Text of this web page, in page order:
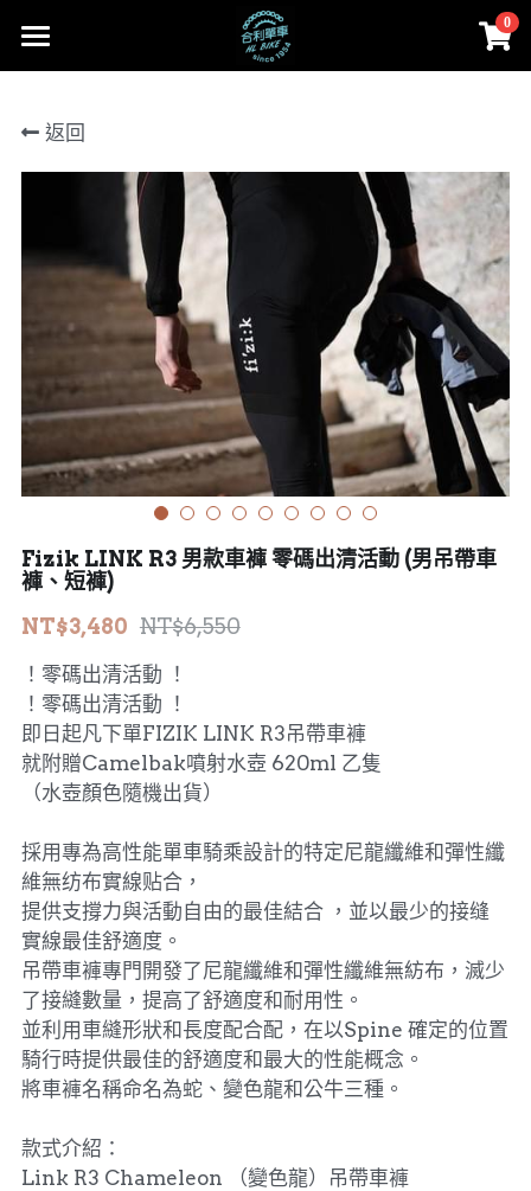
0
首頁
部落格
合利大小事
Cervélo
Colnago 可樂果
Cannondale
Lapierre
MASI
MERIDA 美利達
DARE
HASA
KHS 功學社
輪組、外胎
Facebook
instagram
線上賣場
賣場首頁
Cervélo
人身部品
工具、油品
登錄 註冊
搜索
02-2656-2246
andy851012@ymail.com
返回
Fizik LINK R3 男款車褲 零碼出清活動 (男吊帶車
褲、短褲)
NT$3,480 NT$6,550
！零碼出清活動 ！
！零碼出清活動 ！
即日起凡下單FIZIK LINK R3吊帶車褲
就附贈Camelbak噴射水壺 620ml 乙隻
（水壺顏色隨機出貨）
採用專為高性能單車騎乘設計的特定尼龍纖維和彈性纖
維無纺布實線贴合，
提供支撐力與活動自由的最佳結合 ，並以最少的接缝
實線最佳舒適度。
吊帶車褲專門開發了尼龍纖維和彈性纖維無紡布，滅少
了接縫數量，提高了舒適度和耐用性。
並利用車縫形狀和長度配合配，在以Spine 確定的位置
騎行時提供最佳的舒適度和最大的性能概念。
將車褲名稱命名為蛇、變色龍和公牛三種。
款式介紹：
Link R3 Chameleon （變色龍）吊帶車褲
×
商品分類
所有商品分類
人身部品
工具、油品